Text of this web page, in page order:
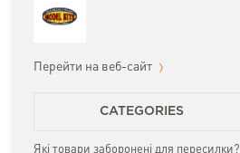
Перейти на веб-сайт
CATEGORIES
Які товари заборонені для пересилки?